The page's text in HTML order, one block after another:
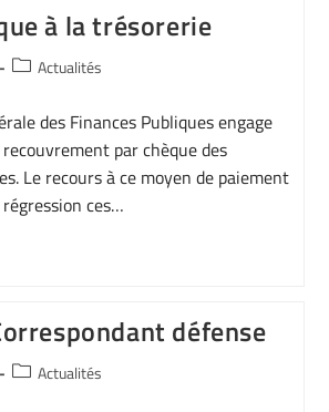
à la trésorerie
Actualités
des Finances Publiques engage
par chèque des
Le recours à ce moyen de paiement
ces…
défense
Actualités